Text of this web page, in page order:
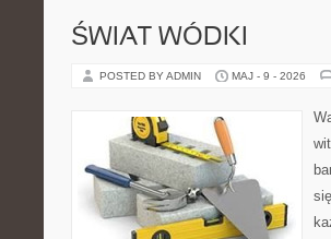
ŚWIAT WÓDKI
POSTED BY ADMIN MAJ - 9 - 2026